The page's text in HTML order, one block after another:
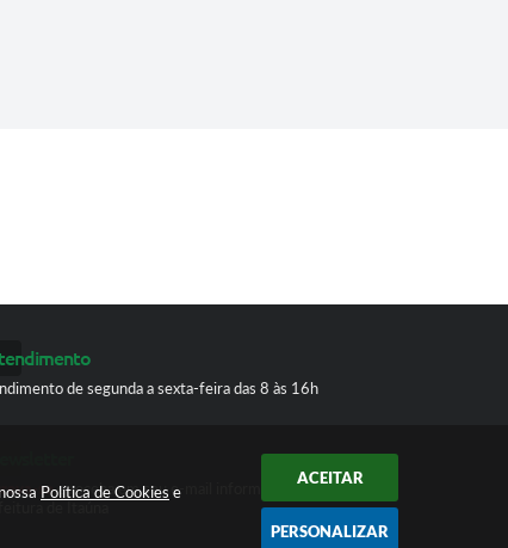
Política de Cookies e
ACEITAR
PERSONALIZAR
de segunda a sexta-feira das 8 às 16h
see receba em seu e-mail informativos da